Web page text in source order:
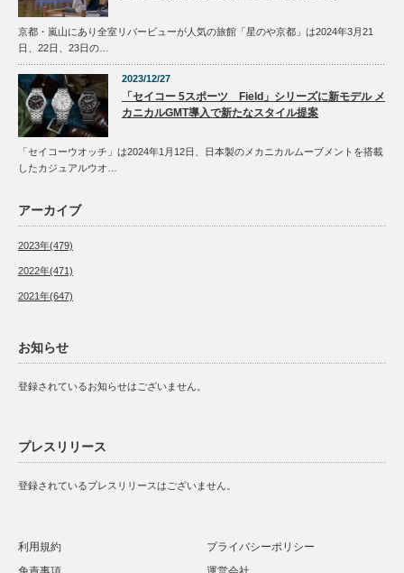
京都・嵐山にあり全室リバービューが人気の旅館「星のや京都」は2024年3月21
日、22日、23日の…
2023/12/27
「セイコー 5スポーツ Field」シリーズに新モデル メ
カニカルGMT導入で新たなスタイル提案
「セイコーウオッチ」は2024年1月12日、日本製のメカニカルムーブメントを搭載
したカジュアルウオ…
アーカイブ
2023年(479)
2022年(471)
2021年(647)
お知らせ
登録されているお知らせはございません。
プレスリリース
登録されているプレスリリースはございません。
利用規約
プライバシーポリシー